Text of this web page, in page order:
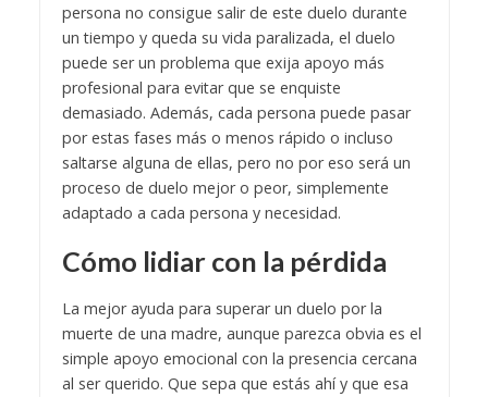
persona no consigue salir de este duelo durante
un tiempo y queda su vida paralizada, el duelo
puede ser un problema que exija apoyo más
profesional para evitar que se enquiste
demasiado. Además, cada persona puede pasar
por estas fases más o menos rápido o incluso
saltarse alguna de ellas, pero no por eso será un
proceso de duelo mejor o peor, simplemente
adaptado a cada persona y necesidad.
Cómo lidiar con la pérdida
La mejor ayuda para superar un duelo por la
muerte de una madre, aunque parezca obvia es el
simple apoyo emocional con la presencia cercana
al ser querido. Que sepa que estás ahí y que esa